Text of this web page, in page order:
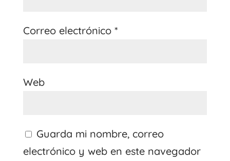
Correo electrónico *
Web
Guarda mi nombre, correo
electrónico y web en este navegador